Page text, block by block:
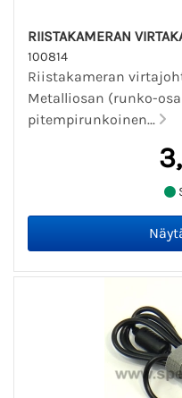
RIISTAKAMERAN
100814
Riistakameran
Metalliosan (runko-
pitempirunkoinen...